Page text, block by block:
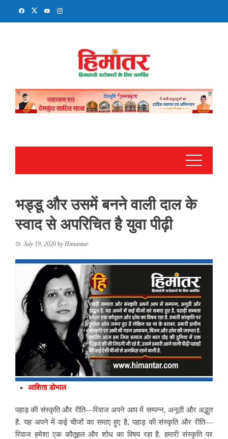
भड्डू और उसमें बनने वाली दाल के
स्वाद से अपरिचित है युवा पीढ़ी
July 19, 2020 byHimantar
आशिता डोभाल
पहाड़ की संस्कृति और रीति—रिवाज अपने आप में सम्पन्न, अनूठी और अद्भुत
है. यह अपने में कई चीजों का समाए हुए है, पहाड़ की संस्कृति और रीति—
रिवाज हमेशा एक कौतूहल और शोध का विषय रहा है. हमारी संस्कृति पर